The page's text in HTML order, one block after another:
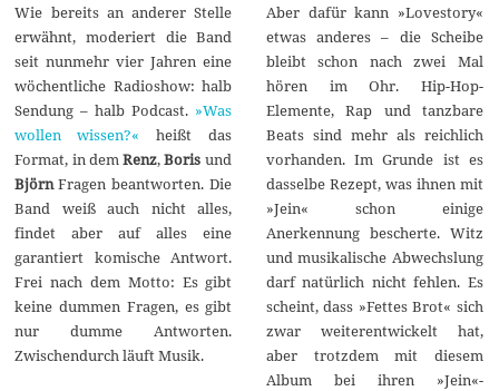
Wie bereits an anderer Stelle
erwähnt, moderiert die Band
seit nunmehr vier Jahren eine
wöchentliche Radioshow: halb
Sendung – halb Podcast. »Was
wollen wissen?« heißt das
Format, in demRenz,Borisund
BjörnFragen beantworten. Die
Band weiß auch nicht alles,
findet aber auf alles eine
garantiert komische Antwort.
Frei nach dem Motto: Es gibt
keine dummen Fragen, es gibt
nur dumme Antworten.
Zwischendurch läuft Musik.
Aber dafür kann »Lovestory«
etwas anderes – die Scheibe
bleibt schon nach zwei Mal
hören im Ohr. Hip-Hop-
Elemente, Rap und tanzbare
Beats sind mehr als reichlich
vorhanden. Im Grunde ist es
dasselbe Rezept, was ihnen mit
»Jein« schon einige
Anerkennung bescherte. Witz
und musikalische Abwechslung
darf natürlich nicht fehlen. Es
scheint, dass »Fettes Brot« sich
zwar weiterentwickelt hat,
aber trotzdem mit diesem
Album bei ihren »Jein«-